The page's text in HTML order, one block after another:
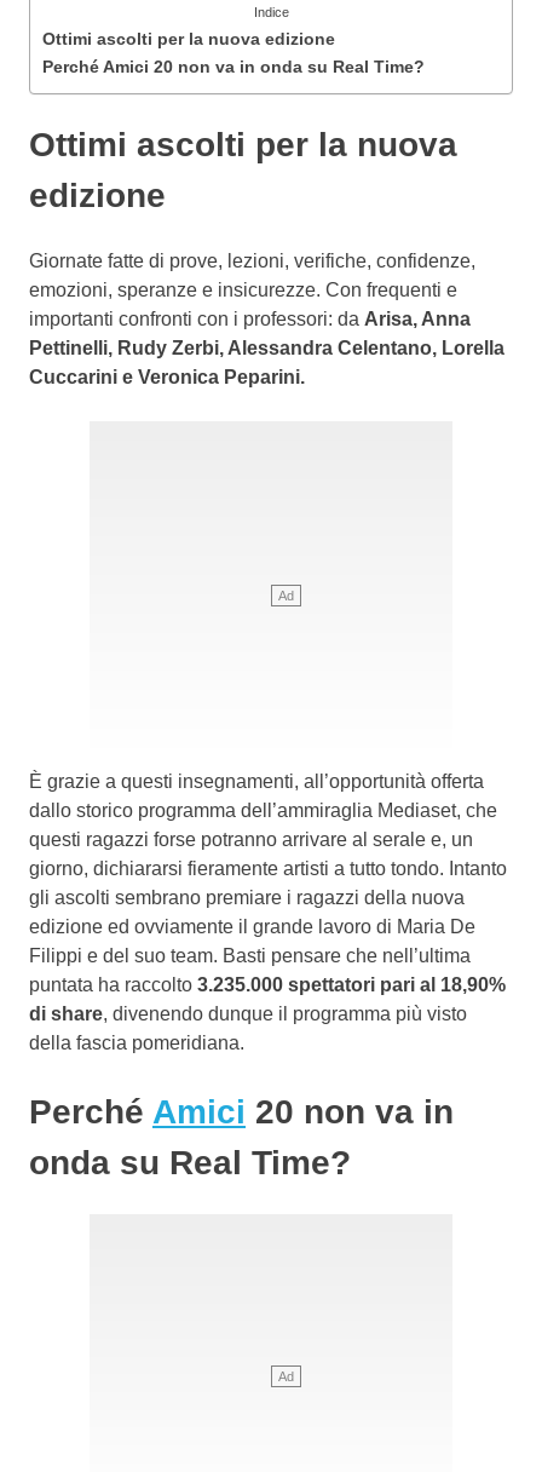
Indice
Ottimi ascolti per la nuova edizione
Perché Amici 20 non va in onda su Real Time?
Ottimi ascolti per la nuova
edizione
Giornate fatte di prove, lezioni, verifiche, confidenze,
emozioni, speranze e insicurezze. Con frequenti e
importanti confronti con i professori: da Arisa, Anna
Pettinelli, Rudy Zerbi, Alessandra Celentano, Lorella
Cuccarini e Veronica Peparini.
È grazie a questi insegnamenti, all’opportunità offerta
dallo storico programma dell’ammiraglia Mediaset, che
questi ragazzi forse potranno arrivare al serale e, un
giorno, dichiararsi fieramente artisti a tutto tondo. Intanto
gli ascolti sembrano premiare i ragazzi della nuova
edizione ed ovviamente il grande lavoro di Maria De
Filippi e del suo team. Basti pensare che nell’ultima
puntata ha raccolto 3.235.000 spettatori pari al 18,90%
di share, divenendo dunque il programma più visto
della fascia pomeridiana.
Perché Amici 20 non va in
onda su Real Time?